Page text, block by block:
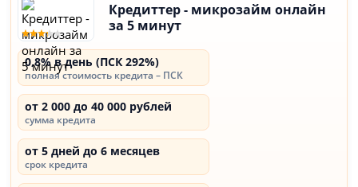
Кредиттер - микрозайм онлайн
за 5 минут
0,8% в день (ПСК 292%)
полная стоимость кредита – ПСК
от 2 000 до 40 000 рублей
сумма кредита
от 5 дней до 6 месяцев
срок кредита